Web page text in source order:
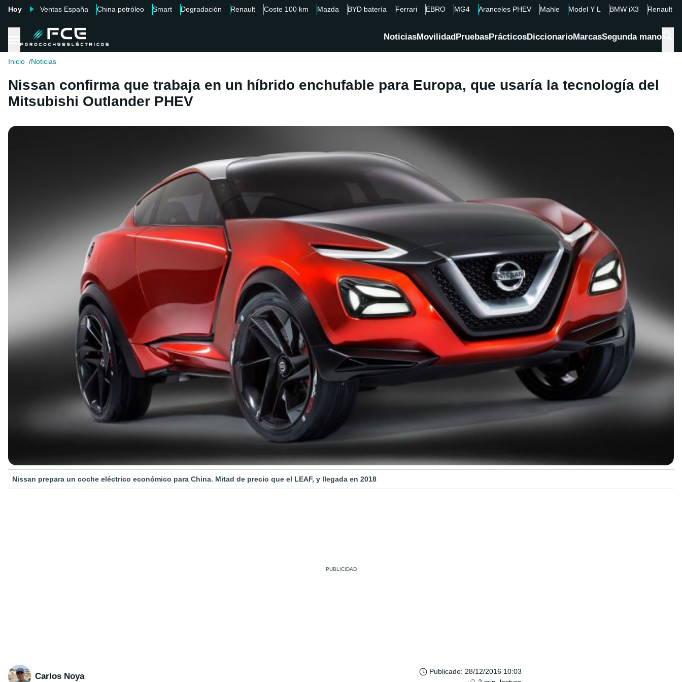
Hoy Ventas España China petróleo Smart Degradación Renault Coste 100 km Mazda BYD batería Ferrari EBRO MG4 Aranceles PHEV Mahle Model Y L BMW iX3 Renault
NoticiasMovilidadPruebasPrácticosDiccionarioMarcasSegunda mano
Inicio Noticias
Nissan confirma que trabaja en un híbrido enchufable para Europa, que usaría la tecnología del
Mitsubishi Outlander PHEV
Nissan prepara un coche eléctrico económico para China. Mitad de precio que el LEAF, y llegada en 2018
Carlos Noya Publicado: 28/12/2016 10:03